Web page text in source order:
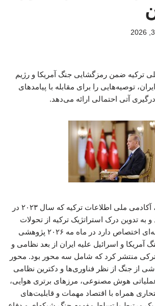
ترکیه ضمن رمزگشایی جنگ آمریکا و رژیم
توصیه‌هایی را برای مقابله‌ با پیامدهای
آتی احتمالی ارائه می‌دهد.
به گزارش خبرآنلاین، آکادمی ملی اطلاعات ترکیه که سال ۲۰۲۳ در آنکارا تأسیس شد و به تدوین درک استراتژیک ترکیه از تحولات بین‌المللی و منطقه‌ای اختصاص دارد در ماه مه ۲۰۲۶ پژوهشی طولانی با عنوان «جنگ آمریکا و اسرائیل علیه ایران از بعد نظامی و ژئوپلیتیکی» به زبان ترکی منتشر کرد که شامل سه محور بود. محور اول بر چالش‌های ناشی از جنگ از نظر فناوری‌ها و دکترین نظامی مانند افزایش نقش عملیاتی هوش مصنوعی، مرزهای برتری هوایی، ظهور پهپادهای انتحاری همراه با اقتصاد مهمات و قابلیت‌های تولیدی، تغییر ایدئولوژیک مرتبط با تسلط مفهوم جنگ شبکه‌ای و دفاع از زیرساخت‌های حیاتی متمرکز بود. به گزارش ایسنا، محور دوم به تأثیرات سیاسی و ژئوپلیتیکی جنگ، از جمله تحلیل روند سیاسی داخلی در ایران، سیاست تهاجمی رژیم صهیونیستی، پیامدهای جنگ بر کشورهای همسایه مانند عراق و سوریه و تأثیرات اقتصادی جهانی جنگ پرداخت، در حالی که محور سوم ارزیابی‌ها، نتایج و توصیه‌هایی را از دیدگاه ترکیه ارائه داد. این دومین گزارش از این نوع است که توسط این آکادمی در مورد درگیری آمریکا و رژیم صهیونیستی با ایران و پیامدهای آن منتشر می‌شود. برخی از توصیه‌های ارائه شده در آن گزارش به گام‌های عملی تبدیل شده‌اند مانند تسریع در معامله خرید جنگنده‌های یوروفایتر تایفون برای توسعه قابلیت‌های هوایی ترکیه، شروع ایجاد پناهگاه‌های جمعی در شهرهای بزرگ استان‌های مختلف ترکیه برای محافظت در برابر بلایا و همچنین حملات هوایی و موشکی در هرگونه درگیری احتمالی. محدودیت‌های برتری هوایی برای دهه‌ها، تسلط نظامی آمریکا با کنترل حریم هوایی دشمنان و نابودی شبکه‌های دفاع هوایی آنها مرتبط دانسته شده است. بنابراین، برتری هوایی جایگاه محوری در این پژوهش داشته است زیرا جنگ با ایران، علیرغم شکاف قابل توجه در فناوری و قابلیت‌های نظامی آمریکا و رژیم صهیونیستی در مقایسه با همتایان ایرانی‌شان، محدودیت‌های این برتری را آشکار کرد. طبق گزارش الجزیره، اهمیت سیستم‌های پدافند هوایی سیار ایران، به ویژه آن‌هایی که به فناوری‌های الکترواپتیکی و مادون قرمز متکی هستند و کمتر تحت تأثیر پارازیت‌های الکترونیکی قرار می‌گیرند، آشکار شده است. این امر به پدافندهای ایران این امکان را داد که یک F-۱۵ را در نزدیکی اصفهان سرنگون کنند و به یک جت جنگنده F-۳۵ آسیب برسانند و آن را مجبور به فرود اضطراری کنند. گزارش سرویس تحقیقاتی کنگره نشان داد که ۴۲ هواپیمای آمریکایی در طول جنگ منهدم یا آسیب دیده‌اند. از سوی دیگر، ایران با وجود برتری هوایی آمریکا و رژیم صهیونیستی، با ترکیب پهپادها، موشک‌های بالستیک و موشک‌های کروز به حملات خود ادامه داد که این امر به سیستم‌های دفاع موشکی فشار وارد کرده و بار عملیاتی، اقتصادی و روانی فزاینده‌ای را بر آمریکا و این رژیم تحمیل کرد. این جنگ شکاف فزاینده بین هزینه حمله و هزینه دفاع را آشکار کرد. پهپادهای کم‌هزینه ایرانی (که هر کدام بین ۲۰ تا ۶۰ هزار دلار قیمت داشتند) باعث شدند تا آمریکا و اسرائیل مجبور به استفاده از موشک‌های رهگیر گران‌قیمت پاتریوت و تاد شوند که هر کدام میلیون‌ها دلار ارزش دارند و این مسئله نبرد را به یک جنگ فرسایشی اقتصادی تبدیل کرد که علاوه بر هدف قرار دادن رادارها و سیستم‌های نظارتی و شناسایی، منابع را نیز تحلیل برد و ذخایر موشک‌های رهگیر را نیز به پایان رساند. این جنگ همچنین نشان داد که داشتن سیستم‌های پیشرفته پدافند هوایی به ویژه هنگام مواجهه با حملات همزمان از چندین سکو در ارتفاعات و مسیرهای مختلف، تضمین کننده حفاظت کامل از حریم هوایی نیست. با وجود زیرساخت‌های پدافند هوایی چند لایه رژیم صهیونیستی از جمله سیستم‌های گنبد آهنین، فلاخن داوود و پیکان، استفاده ایران از کلاهک‌های حاوی چندین ریزمهمات، مانند موشک خرمشهر، اثربخشی پدافند موشکی را کاهش داد. هنگامی که یک موشک به ارتفاع ۷ تا ۱۰ کیلومتری بالای هدف می‌رسد، کلاهک آن جدا می‌شود و ریزمهماتی را پراکنده می‌کند که مساحتی تقریبا ۱۰ کیلومتری را پوشش می‌دهند و در نتیجه احتمال نفوذ را افزایش می‌دهد. از این رو، توجه روزافزون ترکیه به سیستم‌های دفاع هوایی چندلایه مانند پروژه «گنبد آهنین»، مبتنی بر مفهوم «جنگ شبکه‌ای» است. این رویکرد بر ادغام سیستم‌های رهگیری موشکی در یک شبکه جامع شامل ماهواره‌ها، رادارها، جنگ الکترونیک، سیستم‌های فرماندهی و کنترل، ارتباطات و تجزیه و تحلیل داده‌ها، با اتصال همزمان تشخیص، پردازش و هدف‌گیری متکی است. تمرکز همچنین روی جایگزین‌های ارزان‌تر، مانند سلاح‌های انرژی هدایت‌شده، لیزرها و پهپادهای رهگیر به جای تکیه صرف بر موشک‌های رهگیر پرهزینه است. در همین راستا این مطالعه به لزوم توجه به حفاظت از زیرساخت‌های حیاتی از طریق طراحی معماری مقاوم در برابر بمباران، گسترش ساخت و سازهای زیرزمینی یا کوهستانی و توزیع جغرافیایی تأسیسات مهم برای کاهش اثرات هدف‌گیری اشاره می‌کند، مشابه آنچه آلمان در طول جنگ جهانی دوم در کارخانه‌های اسلحه‌سازی انجام داد و آنچه ایران در حال اجرای آن در شهرهای موشکی و پهپادی و تأسیسات هسته‌ای است. از نظر سازماندهی، دکترین «دفاع موزائیکی» ایران با واگذاری اختیارات به سطوح پایین‌تر که به باندهای کوچک و مستقل اجازه می‌دهد وظایف عملیاتی خود را ادامه دهند، مدلی را برای توانایی ساختارهای غیرمتمرکز برای ادامه فعالیت ارائه می‌دهد. با این حال، این مدل چالش‌های دیگری را در رابطه با دشواری حفظ کنترل در طول آتش‌بس و دوره‌های کاهش تنش ایجاد می‌کند. بنابراین، این پژوهش به این نتیجه رسید که مناسب‌ترین ساختار برای محیط جنگ مدرن، ساختار ترکیبی است که عملیات شبکه توزیع‌شده، استقلال محلی و ارتباطات امن را با هم ترکیب می‌کند. نقش رو به رشد هوش مصنوعی این جنگ همچنین تغییر در مفهوم قدرت نظامی را آشکار کرد و از تمرکز بر تعداد و کیفیت هواپیماها به سمت شبکه‌ها، داده‌ها، سرعت پردازش و انعطاف‌پذیری سازمانی حرکت کرد. گسترش مهمات دقیق و تسریع چرخه‌های تشخیص، شناسایی، درگیری و ارزیابی هدف، همگی بر روند جنگ تأثیر گذاشتند. ایالات متحده و رژیم صهیونیستی بر سیستم‌های هوش مصنوعی متکی بوده‌اند که قادر به ادغام جریان‌های عظیم داده، طبقه‌بندی اهداف، اولویت‌بندی آنها بر اساس ارزش عملیاتی، خطرات و فرصت‌هایشان و پیوند دادن آنها به سلاح‌های تهاجمی مناسب هستند، در حالی که فهرست‌های هدف‌گیری را به صورت بلادرنگ و با توجه به تغییرات میدان نبرد به‌روزرسانی می‌کنند. ایالات متحده از سیستم Maven مبتنی بر هوش مصنوعی Palantir به همراه مدل هوش مصنوعی ابری Anthropic برای پشتیبانی از تجزیه و تحلیل داده‌ها و هدف‌گیری استفاده کرد، در حالی که رژیم صهیونیستی به سیستم‌های مشابهی مانند Lavender و Gospel متکی بود. اهمیت این سیستم‌ها به ویژه در ردیابی اهداف متحرک مانند سکوهای پرتاب موشک بالستیک مشهود است زیرا ردیابی آنها مستلزم پردازش حجم عظیمی از داده‌ها در عرض چند ثانیه است و هوش مصنوعی را به ابزاری محوری در فشرده‌سازی چرخه مشاهده، هدایت، تصمیم‌گیری و اجرا تبدیل می‌کند. هرچه زمان بین شناسایی یک هدف و حمله به آن کوتاه‌تر باشد، توانایی طرف مهاجم برای تحمیل ریتم عملیاتی خود و گیج کردن دشمن بیشتر می‌شود. سیستم‌های دفاع هوایی و موشکی رژیم صهیونیستی همچنین برای تجزیه و تحلیل مسیر و سرعت تهدیدها، تخمین نقاط برخورد و اولویت‌بندی رهگیری در بازه‌های زمانی بسیار کوتاه به فناوری‌های هوش مصنوعی متکی هستند و تصمیم‌گیری تقریبا خودکار در مورد پرتاب موشک‌های رهگیر را امکان‌پذیر می‌کنند. با وجود این مزایا، سیستم‌هایی که تحت فشار عملیاتی به طور خودکار تصمیم‌گیری می‌کنند، بیشتر مستعد خطا و محاسبات اشتباه هستند. پهپادها و مهمات این پژوهش بر بررسی نقش پهپادها که نقش کلیدی در فرسوده کردن شبکه‌های دفاع هوایی رژیم صهیونیستی و آمریکا داشتند، تمرکز کرد. در این پژوهش اشاره شده است که اثربخشی پهپادهای ایرانی با ادغام آنها در حملات همزمان و ترکیب آنها با موشک‌های بالستیک و کروز تقویت شده است. این امر باعث ایجاد وضعیتی شده است که ذخایر موشک‌های رهگیر را کاهش داده و امکان تخریب اهداف با ارزشی مانند رادارهای سیستم دفاع موشکی تاد را فراهم کرده است. با این حال، این پژوهش همچنین اشاره می‌کند که اثربخشی پهپادها با توجه به وابستگی شدید آنها به سیستم‌های ارتباطی، داده‌ها و ناوبری، همچنان به توانایی آنها در مقاومت در برابر جنگ الکترونیکی بستگی دارد و آنها را در برابر پارازیت و هک آسیب‌پذیر می‌کند. بنابراین، این پژوهش توصیه می‌کند علاوه بر افزایش تعداد پهپادها و توسعه برد آنها، به ساخت سیستم‌های عملیاتی که امکان مدیریت هماهنگ دسته‌های بزرگ را فراهم می‌کنند، توجه شود و به سیستم‌های نظارتی، هدف‌گیری و هوش مصنوعی متصل شوند، ضمن اینکه ارتباطات امن و سیستم‌های ناوبری محلی توسعه یابد و اتکا به قطعات حساس غربی کاهش یابد. این جنگ با توجه به افزایش تهدیدات ناشی از موشک‌های نقطه زن، پهپادها و مین‌های دریایی، سوالاتی را در مورد قابلیت استفاده و اثربخشی سکوهای نظامی بزرگ و گران‌قیمت، به‌ویژه ناوهای هواپیمابر دوباره برانگیخته است. با وجود ارزش عملیاتی آنها، این سکوها به اهدافی پرهزینه و پرخطر تبدیل شده‌اند و این امر اهمیت سیستم‌های جنگی ارزان‌تر را برجسته می‌کند. جنگ با ایران همچنین نشان داد که برتری نظامی علاوه بر فناوری پیشرفته، نیازمند توانایی تولید و پر کردن سریع ذخایر مهمات است. تأسیسات مستحکم نیاز به حملات مکرر دارند، در حالی که مصرف مهمات با گذشت زمان جنگ به طور تجمعی افزایش می‌یابد و ظرفیت صنعتی و زنجیره‌های تأمین را تحت فشار قرار می‌دهد. این مشکل به ویژه در مورد مهمات هدایت‌شونده دقیق به دلیل هزینه بالا و تولید محدود آنها حادتر است. از این رو، اهمیت ظرفیت صنعتی به عنوان بخشی از عمق استراتژیک یک ملت، همراه با توانایی تبدیل زیرساخت‌های صنعتی غیرنظامی به تولیدات دفاعی در صورت نیاز، آشکار می‌شود. این امر همچنین وابستگی به واردات مواد دفاعی از جمله الکترونیک، نرم‌افزار، موتور و تراشه را کاهش می‌دهد که می‌تواند در زمان جنگ به دلیل تحریم‌ها، فشار سیاسی یا اختلال در تجارت جهانی با مشکلاتی مواجه شود. بنابراین، ترکیه با تمرکز بر ایجاد یک پایگاه فناوری داخلی برای پشتیبانی از صنایع پهپاد و سیستم‌های هوشمند، به سمت بومی‌سازی صنایع دفاعی خود و کاهش وابستگی به تأمین‌کنندگان غربی حرکت می‌کند. جبهه داخلی یکی از مهمترین درس‌های جنگ مربوط به مفهوم جبهه داخلی است. برای دهه‌ها، این مفهوم در ادبیات نظامی با محافظت از غیرنظامیان در برابر بمباران، تأمین امنیت شهرها و ارائه خدمات اولیه در طول جنگ‌ها مرتبط بوده است. با این حال، جنگ علیه ایران نشان داد که اعمال فشار بر جامعه و اقتصاد به خودی خود به یک هدف تبدیل شده است. حملات متقابل به شبکه‌های انرژی، بنادر، ارتباطات و زیرساخت‌های خدماتی با هدف تضعیف توانایی دولت در مدیریت جنگ و اعمال فشار بر جامعه از درون گسترش یافت. این پژوهش بر تأثیر روانی و سیاسی حملات هوایی و موشکی تمرکز دارد که هدف آنها تحت تهدید نگه داشتن جمعیت، مختل کردن ریتم عادی زندگی و تضعیف توانایی دولت در مدیریت جنگ است. این امر آسیب‌پذیری شهرهای بزرگ به ویژه با توجه به تراکم بالای جمعیت و وابستگی آنها به سیستم‌های دیجیتال، شبکه‌های برق و شبکه‌های ارتباطی در برابر چنین حملاتی را برجسته می‌کند. بنابراین، ساخت پناهگاه‌های جمعی و نوسازی سیستم‌های هشدار اولیه ترکیه برای تضمین عملکرد مداوم شهرها و نهادهای دولتی در طول بحران‌ها و تقویت استقامت اجتماعی ضروری شده است. این پژوهش همچنین به ابعاد رسانه‌ای و شناختی مرتبط با جبهه داخلی با توجه به استفاده گسترده از اطلاعات نادرست، محتوای ساختگی و کارزارهای روانی برای گیج کردن دشمنان، ایجاد تفرقه و تضعیف اعتماد به نفس در توانایی دولت‌ها در مدیریت بحران‌ها می‌پردازد. با سرعت بالای انتشار اط